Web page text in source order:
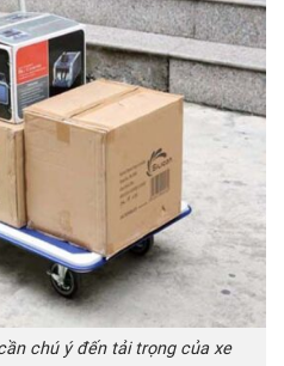
chú ý đến tải trọng của xe